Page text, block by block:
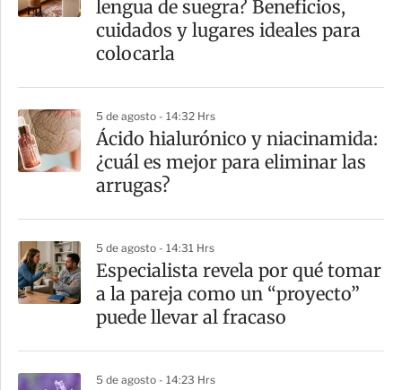
lengua de suegra? Beneficios,
cuidados y lugares ideales para
colocarla
5 de agosto - 14:32 Hrs
Ácido hialurónico y niacinamida:
¿cuál es mejor para eliminar las
arrugas?
5 de agosto - 14:31 Hrs
Especialista revela por qué tomar
a la pareja como un “proyecto”
puede llevar al fracaso
5 de agosto - 14:23 Hrs